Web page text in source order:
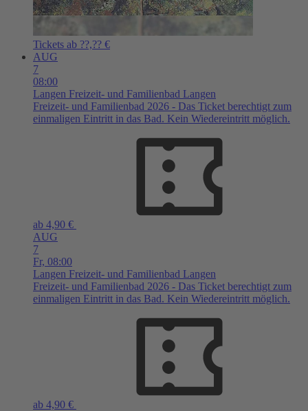
Tickets ab ??,?? €
AUG
7
08:00
Langen Freizeit- und Familienbad Langen
Freizeit- und Familienbad 2026 - Das Ticket berechtigt zum
einmaligen Eintritt in das Bad. Kein Wiedereintritt möglich.
ab 4,90 €
AUG
7
Fr, 08:00
Langen Freizeit- und Familienbad Langen
Freizeit- und Familienbad 2026 - Das Ticket berechtigt zum
einmaligen Eintritt in das Bad. Kein Wiedereintritt möglich.
ab 4,90 €